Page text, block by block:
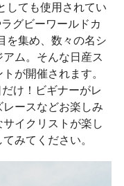
しても使用されてい
グビーワールドカ
を集め、数々の名シ
ム。そんな日産ス
が開催されます。
け！ビギナーがレ
ースなどお楽しみ
イクリストが楽し
みてください。